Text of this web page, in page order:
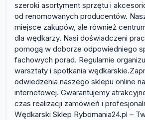
szeroki asortyment sprzętu i
od renomowanych producentów.
miejsce zakupów, ale również
dla wędkarzy. Nasi doświadczeni
pomogą w doborze odpowiedniego
fachowych porad. Regularnie
warsztaty i spotkania
odwiedzenia naszego sklepu online
internetowej. Gwarantujemy
czas realizacji zamówień i
Wędkarski Sklep Rybomania24.pl –